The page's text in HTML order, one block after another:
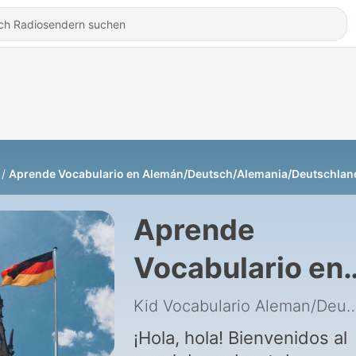
Aprende Vocabulario en Alemán/Deutsch/Alemania/
Aprende
Vocabulario en
Alemán/
Kid Vocabulario
¡Hola, hola! Bienvenidos al